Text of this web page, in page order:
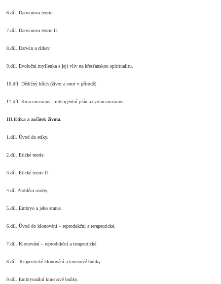
6.díl. Darwinova teorie.
7.díl. Darwinova teorie II.
8.díl. Darwin a církev
9.díl. Evoluční myšlenka a její vliv na křesťanskou spiritualitu.
10.díl. Dědičný hřích (život a smrt v přírodě).
11.díl. Kreacionismus - inteligentní plán a evolucionismus.
III.Etika a začátek života.
1.díl. Úvod do etiky.
2.díl. Etické teorie.
3.díl. Etické teorie II.
4.díl Problém osoby.
5.díl. Embryo a jeho status.
6.díl. Úvod do klonování – reprodukční a terapeutické.
7.díl. Klonování – reprodukční a terapeutické.
8.díl. Terapeutické klonování a kmenové buňky.
9.díl. Embryonální kmenové buňky.